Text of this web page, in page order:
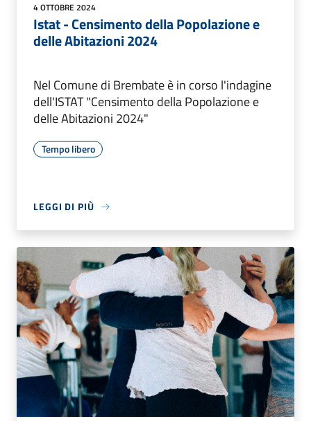
4 OTTOBRE 2024
Istat - Censimento della Popolazione e
delle Abitazioni 2024
Nel Comune di Brembate è in corso l'indagine
dell'ISTAT "Censimento della Popolazione e
delle Abitazioni 2024"
Tempo libero
LEGGI DI PIÙ